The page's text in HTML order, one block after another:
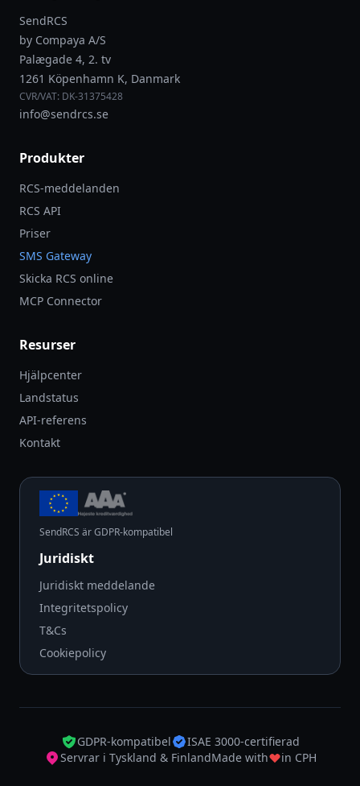
SendRCS
by Compaya A/S
Palægade 4, 2. tv
1261 Köpenhamn K, Danmark
CVR/VAT: DK-31375428
info@sendrcs.se
Produkter
RCS-meddelanden
RCS API
Priser
SMS Gateway
Skicka RCS online
MCP Connector
Resurser
Hjälpcenter
Landstatus
API-referens
Kontakt
SendRCS är GDPR-kompatibel
Juridiskt
Juridiskt meddelande
Integritetspolicy
T&Cs
Cookiepolicy
GDPR-kompatibel
ISAE 3000-certifierad
Servrar i Tyskland & FinlandMade with in CPH